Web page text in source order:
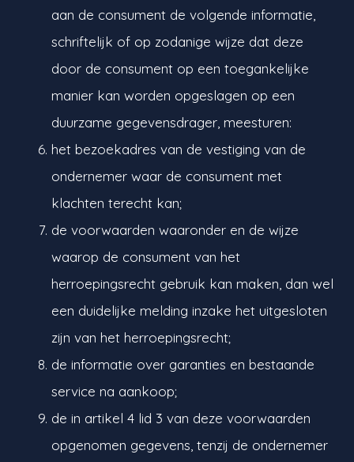
aan de consument de volgende informatie,
schriftelijk of op zodanige wijze dat deze
door de consument op een toegankelijke
manier kan worden opgeslagen op een
duurzame gegevensdrager, meesturen:
het bezoekadres van de vestiging van de
ondernemer waar de consument met
klachten terecht kan;
de voorwaarden waaronder en de wijze
waarop de consument van het
herroepingsrecht gebruik kan maken, dan wel
een duidelijke melding inzake het uitgesloten
zijn van het herroepingsrecht;
de informatie over garanties en bestaande
service na aankoop;
de in artikel 4 lid 3 van deze voorwaarden
opgenomen gegevens, tenzij de ondernemer